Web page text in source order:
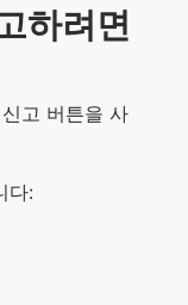
하려면
고 버튼을 사
다: